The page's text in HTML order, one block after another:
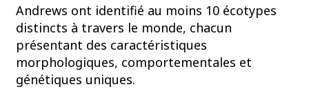
Andrews ont identifié au moins 10 écotypes
distincts à travers le monde, chacun
présentant des caractéristiques
morphologiques, comportementales et
génétiques uniques.